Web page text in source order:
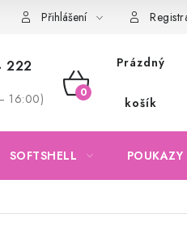
Podmínky ochrany
Přihlášení
222
16:00)
NÁKUPNÍ
Prázdný
košík
SOFTSHELL POUKAZY